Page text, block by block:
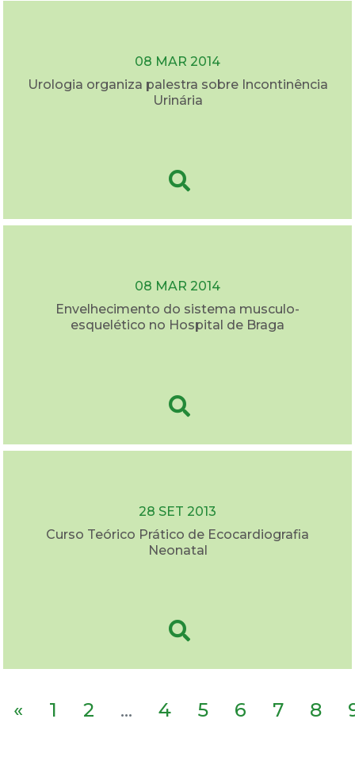
08 MAR 2014
Urologia organiza palestra sobre Incontinência
Urinária
08 MAR 2014
Envelhecimento do sistema musculo-
esquelético no Hospital de Braga
28 SET 2013
Curso Teórico Prático de Ecocardiografia
Neonatal
« 1 2 ... 4 5 6 7 8